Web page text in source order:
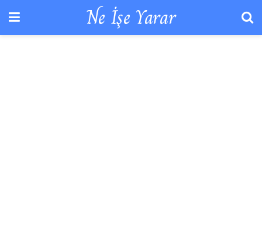
Ne İşe Yarar